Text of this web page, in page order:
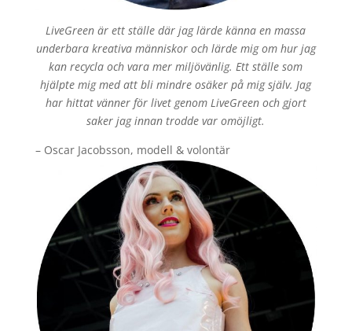
LiveGreen är ett ställe där jag lärde känna en massa
underbara kreativa människor och lärde mig om hur jag
kan recycla och vara mer miljövänlig. Ett ställe som
hjälpte mig med att bli mindre osäker på mig själv. Jag
har hittat vänner för livet genom LiveGreen och gjort
saker jag innan trodde var omöjligt.
– Oscar Jacobsson, modell & volontär